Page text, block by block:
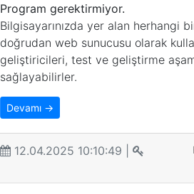
Program gerektirmiyor.
Bilgisayarınızda yer alan herhangi
doğrudan web sunucusu olarak
geliştiricileri, test ve geliştirme
sağlayabilirler.
Devamı →
12.04.2025 10:10:49 |